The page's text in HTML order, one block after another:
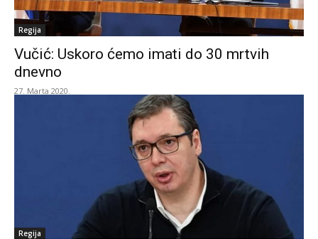
Regija
Vučić: Uskoro ćemo imati do 30 mrtvih
dnevno
27. Marta 2020.
Regija